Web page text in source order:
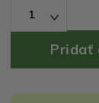
1